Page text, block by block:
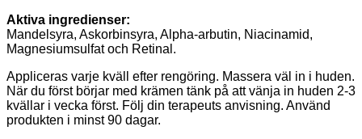
Aktiva ingredienser:
Mandelsyra, Askorbinsyra, Alpha-arbutin, Niacinamid,
Magnesiumsulfat och Retinal.
Appliceras varje kväll efter rengöring. Massera väl in i huden.
När du först börjar med krämen tänk på att vänja in huden 2-3
kvällar i vecka först. Följ din terapeuts anvisning. Använd
produkten i minst 90 dagar.